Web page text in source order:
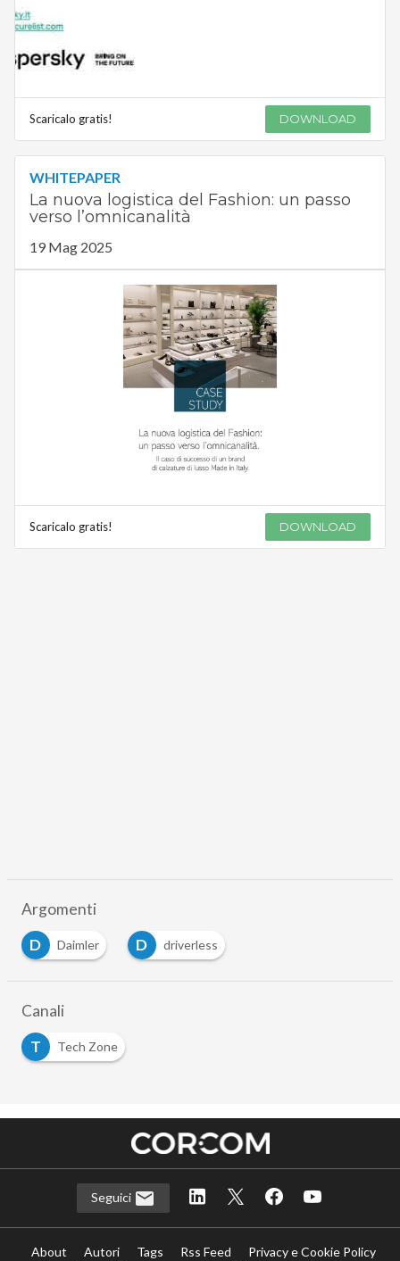
Scaricalo gratis! DOWNLOAD
WHITEPAPER
La nuova logistica del Fashion: un passo
verso l’omnicanalità
19 Mag 2025
Scaricalo gratis! DOWNLOAD
Argomenti
D
Daimler D driverless
Canali
T
Tech Zone
Seguici
About Autori Tags Rss Feed
Privacy e Cookie Policy